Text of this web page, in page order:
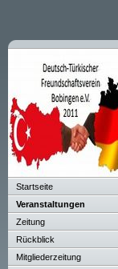
Startseite
Veranstaltungen
Zeitung
Rückblick
Mitgliederzeitung